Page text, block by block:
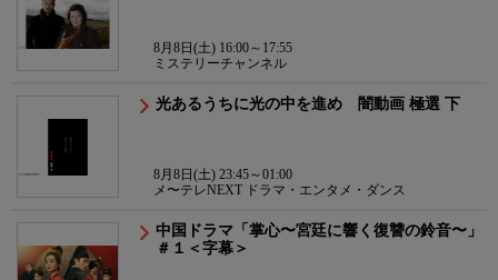
8月8日(土) 16:00～17:55
ミステリーチャンネル
光あるうちに光の中を進め 闇動画 極選 下
8月8日(土) 23:45～01:00
メ〜テレNEXT ドラマ・エンタメ・ダンス
中国ドラマ「掌心〜宮廷に響く復讐の鈴音〜」
＃１＜字幕＞